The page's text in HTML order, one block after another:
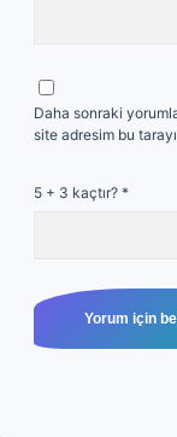
Daha sonraki
site adresim bu
5 + 3 kaçtır? *